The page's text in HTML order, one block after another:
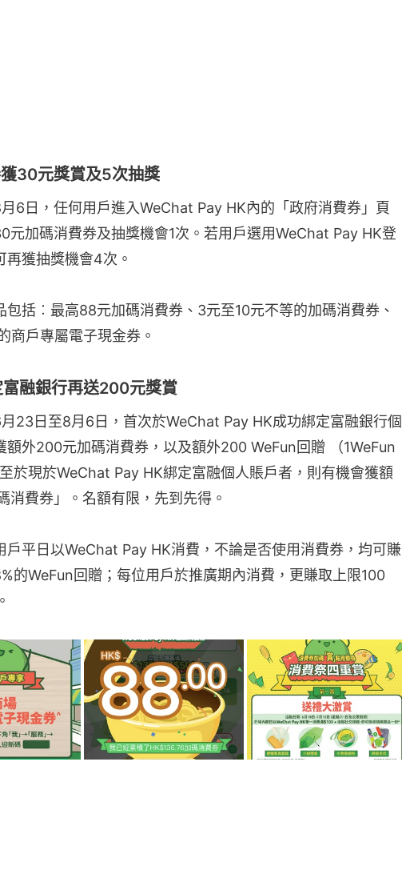
30元獎賞及5次抽獎
6日，任何用戶進入WeChat Pay HK內的「政府消費券」頁
元加碼消費券及抽獎機會1次。若用戶選用WeChat Pay HK登
再獲抽獎機會4次。
包括︰最高88元加碼消費券、3元至10元不等的加碼消費券、
商戶專屬電子現金券。
融銀行再送200元獎賞
23日至8月6日，首次於WeChat Pay HK成功綁定富融銀行個
額外200元加碼消費券，以及額外200 WeFun回贈 （1WeFun
於現於WeChat Pay HK綁定富融個人賬戶者，則有機會獲額
消費券」。名額有限，先到先得。
戶平日以WeChat Pay HK消費，不論是否使用消費券，均可賺
的WeFun回贈；每位用戶於推廣期內消費，更賺取上限100